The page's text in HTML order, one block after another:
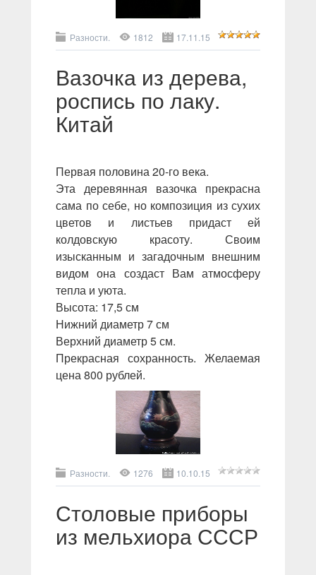
Разности. 1812 17.11.15
Вазочка из дерева,
роспись по лаку.
Китай
Первая половина 20-го века.
Эта деревянная вазочка прекрасна
сама по себе, но композиция из сухих
цветов и листьев придаст ей
колдовскую красоту. Своим
изысканным и загадочным внешним
видом она создаст Вам атмосферу
тепла и уюта.
Высота: 17,5 см
Нижний диаметр 7 см
Верхний диаметр 5 см.
Прекрасная сохранность. Желаемая
цена 800 рублей.
Разности. 1276 10.10.15
Столовые приборы
из мельхиора СССР